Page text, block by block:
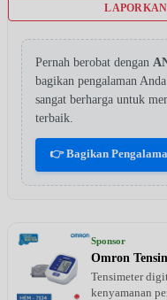
Pernah berobat dengan
bagikan pengalaman
sangat berharga untuk
terbaik.
👉 Bagikan
Sponsor
Omron
Tensimeter
kenyamanan